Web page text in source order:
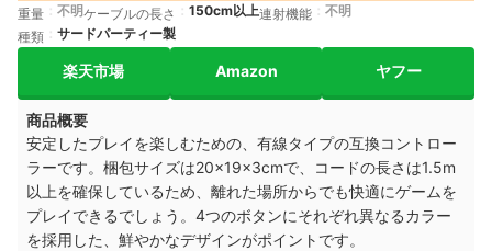
重量 不明ケーブルの長さ 150cm以上連射機能
不明
種類
サードパーティー製
楽天市場 Amazon ヤフー
商品概要
安定したプレイを楽しむための、有線タイプの互換コントロー
ラーです。梱包サイズは20×19×3cmで、コードの長さは1.5m
以上を確保しているため、離れた場所からでも快適にゲームを
プレイできるでしょう。4つのボタンにそれぞれ異なるカラー
を採用した、鮮やかなデザインがポイントです。